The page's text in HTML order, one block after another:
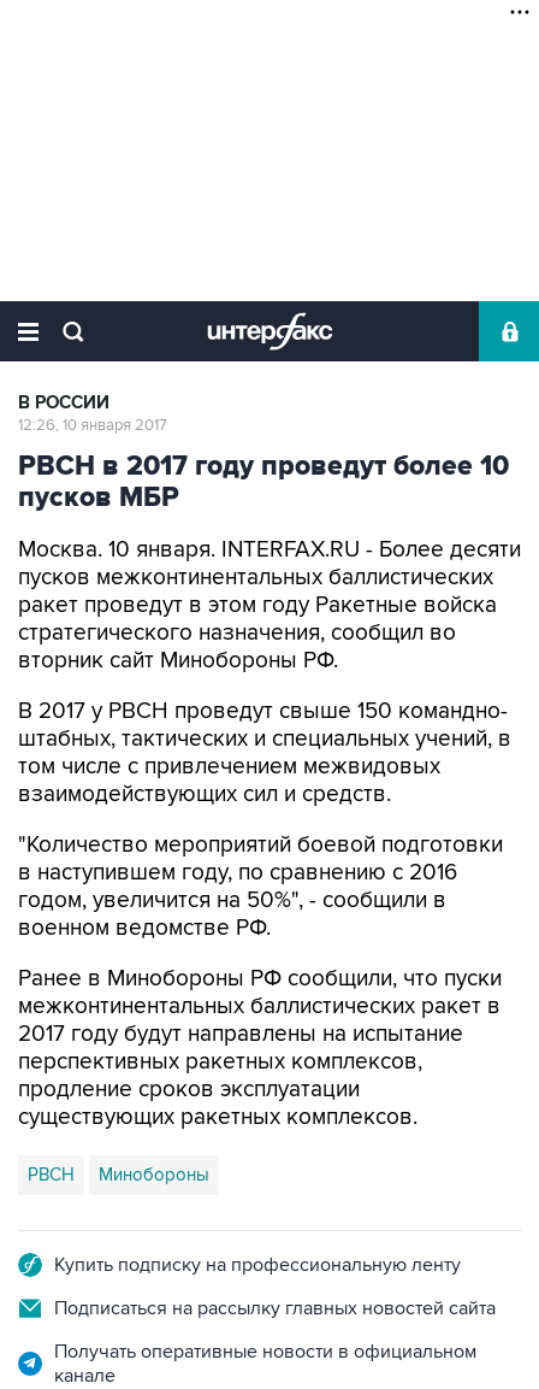
В РОССИИ
12:26, 10 января 2017
РВСН в 2017 году проведут более 10
пусков МБР
Москва. 10 января. INTERFAX.RU - Более десяти
пусков межконтинентальных баллистических
ракет проведут в этом году Ракетные войска
стратегического назначения, сообщил во
вторник сайт Минобороны РФ.
В 2017 у РВСН проведут свыше 150 командно-
штабных, тактических и специальных учений, в
том числе с привлечением межвидовых
взаимодействующих сил и средств.
"Количество мероприятий боевой подготовки
в наступившем году, по сравнению с 2016
годом, увеличится на 50%", - сообщили в
военном ведомстве РФ.
Ранее в Минобороны РФ сообщили, что пуски
межконтинентальных баллистических ракет в
2017 году будут направлены на испытание
перспективных ракетных комплексов,
продление сроков эксплуатации
существующих ракетных комплексов.
РВСН Минобороны
Купить подписку на профессиональную ленту
Подписаться на рассылку главных новостей сайта
Получать оперативные новости в официальном
канале